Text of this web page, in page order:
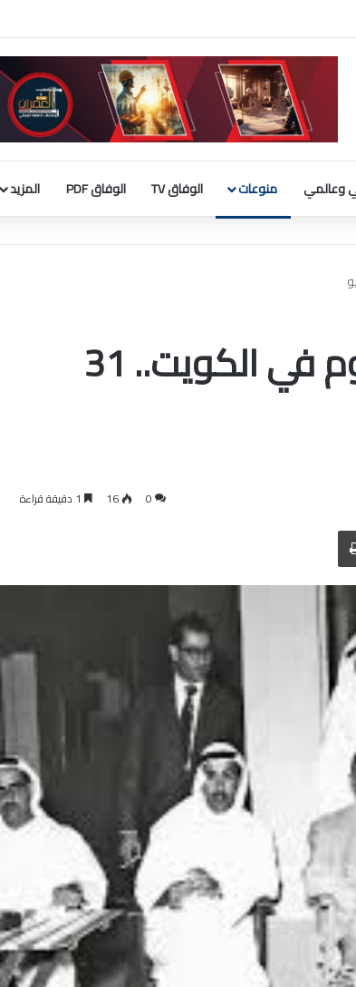
: إطلاق تحرك لحشد موقف دولي لاحترام الوضع التاريخي بالقدس
وعالمي منوعات الوفاق TV الوفاق PDF المزيد
حدث في مثل هذا اليوم في الكويت.. 31
0
16
الطباعة